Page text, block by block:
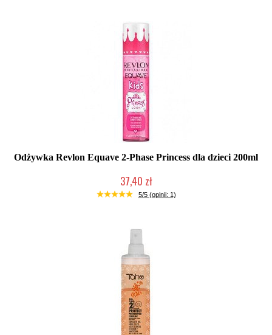
Odżywka Revlon Equave 2-Phase Princess dla dzieci 200ml
37,40 zł
Duża ilość (wysyłka w 24h)
5/5 (opinii: 1)